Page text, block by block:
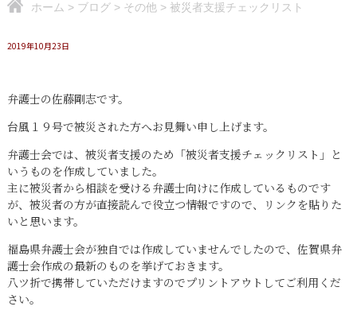
ホーム > ブログ> その他> 被災者支援チェックリスト
2019年10月23日
弁護士の佐藤剛志です。
台風１９号で被災された方へお見舞い申し上げます。
弁護士会では、被災者支援のため「被災者支援チェックリスト」と
いうものを作成していました。
主に被災者から相談を受ける弁護士向けに作成しているものです
が、被災者の方が直接読んで役立つ情報ですので、リンクを貼りた
いと思います。
福島県弁護士会が独自では作成していませんでしたので、佐賀県弁
護士会作成の最新のものを挙げておきます。
八ツ折で携帯していただけますのでプリントアウトしてご利用くだ
さい。